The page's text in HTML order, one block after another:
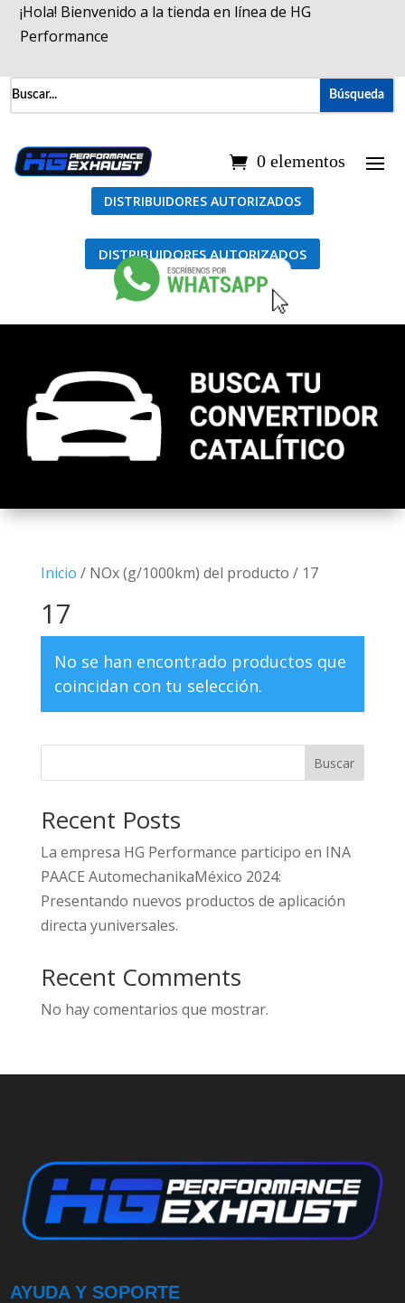
¡Hola! Bienvenido a la tienda en línea de HG
Performance
0 elementos
DISTRIBUIDORES AUTORIZADOS
DISTRIBUIDORES AUTORIZADOS
Inicio / NOx (g/1000km) del producto / 17
17
No se han encontrado productos que
coincidan con tu selección.
Buscar
Recent Posts
La empresa HG Performance participo en INA
PAACE AutomechanikaMéxico 2024:
Presentando nuevos productos de aplicación
directa yuniversales.
Recent Comments
No hay comentarios que mostrar.
AYUDA Y SOPORTE